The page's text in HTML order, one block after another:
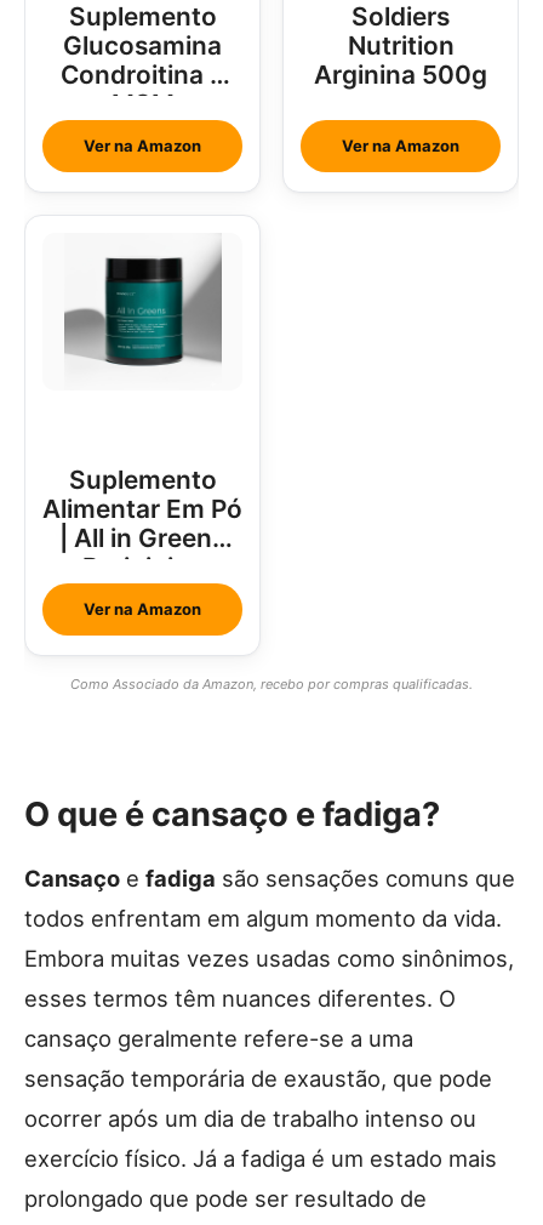
Suplemento
Glucosamina
Condroitina e
MSM
Ver na Amazon
Soldiers
Nutrition
Arginina 500g
Ver na Amazon
Suplemento
Alimentar Em Pó
| All in Greens
Brainjuice
Abacaxi Com
Hortelã
Ver na Amazon
Como Associado da Amazon, recebo por compras qualificadas.
O que é cansaço e fadiga?
Cansaço e fadiga são sensações comuns que
todos enfrentam em algum momento da vida.
Embora muitas vezes usadas como sinônimos,
esses termos têm nuances diferentes. O
cansaço geralmente refere-se a uma
sensação temporária de exaustão, que pode
ocorrer após um dia de trabalho intenso ou
exercício físico. Já a fadiga é um estado mais
prolongado que pode ser resultado de